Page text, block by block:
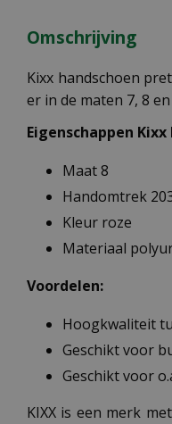
Omschrijving
Kixx handschoen
er in de maten 7, 8
Eigenschappen
Maat 8
Handomtrek
Kleur roze
Materiaal
Voordelen:
Hoogkwaliteit
Geschikt voor
Geschikt voor
KIXX is een merk